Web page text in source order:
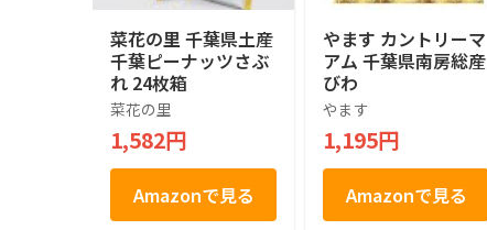
菜花の里 千葉県土産
千葉ピーナッツさぶ
れ 24枚箱
菜花の里
1,582円
Amazonで見る
やます カントリーマ
アム 千葉県南房総産
びわ
やます
1,195円
Amazonで見る